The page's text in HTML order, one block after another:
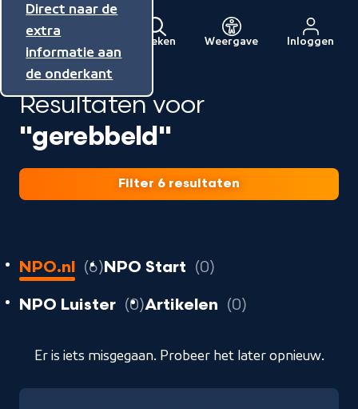
Direct naar de
inhoud
Direct naar de
hoofdnavigatie
Direct naar de
extra
informatie aan
de onderkant
Menu
Naar
de
beginpagina
van
NPO
Zoeken Weergave Inloggen
Resultaten voor
"gerebbeld"
Filter 6 resultaten
6
resultaten
geladen
NPO.nl 6 resultaten
NPO Start 0
NPO Luister
0 resultaten
Artikelen 0
Er is iets misgegaan. Probeer het later opnieuw.